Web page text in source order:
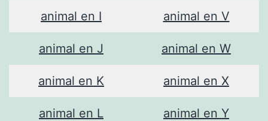
animal en I animal en V
animal en J animal en W
animal en K animal en X
animal en L animal en Y